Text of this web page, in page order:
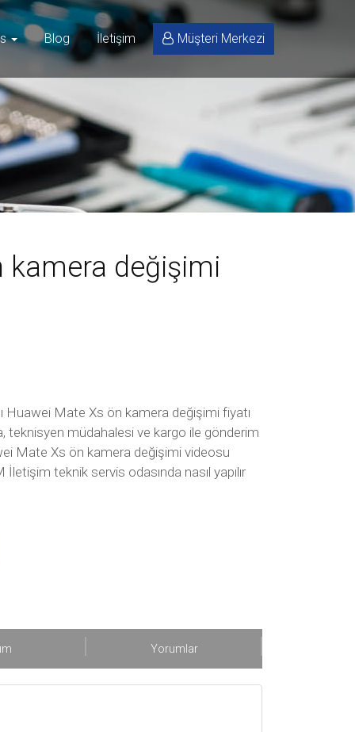
Blog İletişim Müşteri Merkezi
kamera değişimi
Mate Xs ön kamera değişimi fiyatı
teknisyen müdahalesi ve kargo ile gönderim
Mate Xs ön kamera değişimi videosu
teknik servis odasında nasıl yapılır
Yorumlar